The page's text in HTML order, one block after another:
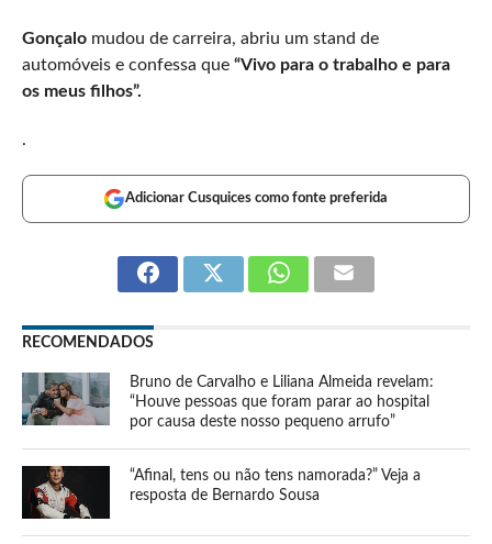
Gonçalomudou de carreira, abriu um stand de
automóveis e confessa que “Vivo para o trabalho e para
os meus filhos”.
.​
Adicionar Cusquices como fonte preferida
RECOMENDADOS
Bruno de Carvalho e Liliana Almeida revelam:
“Houve pessoas que foram parar ao hospital
por causa deste nosso pequeno arrufo”
“Afinal, tens ou não tens namorada?” Veja a
resposta de Bernardo Sousa